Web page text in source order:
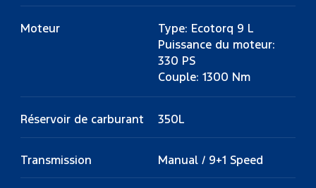
Moteur
Type: Ecotorq 9 L
Puissance du moteur:
330 PS
Couple: 1300 Nm
Réservoir de carburant 350L
Transmission Manual / 9+1 Speed